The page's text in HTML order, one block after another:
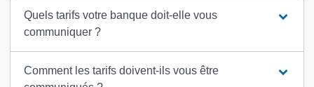
Quels tarifs votre banque doit-elle vous
communiquer ?
Comment les tarifs doivent-ils vous être